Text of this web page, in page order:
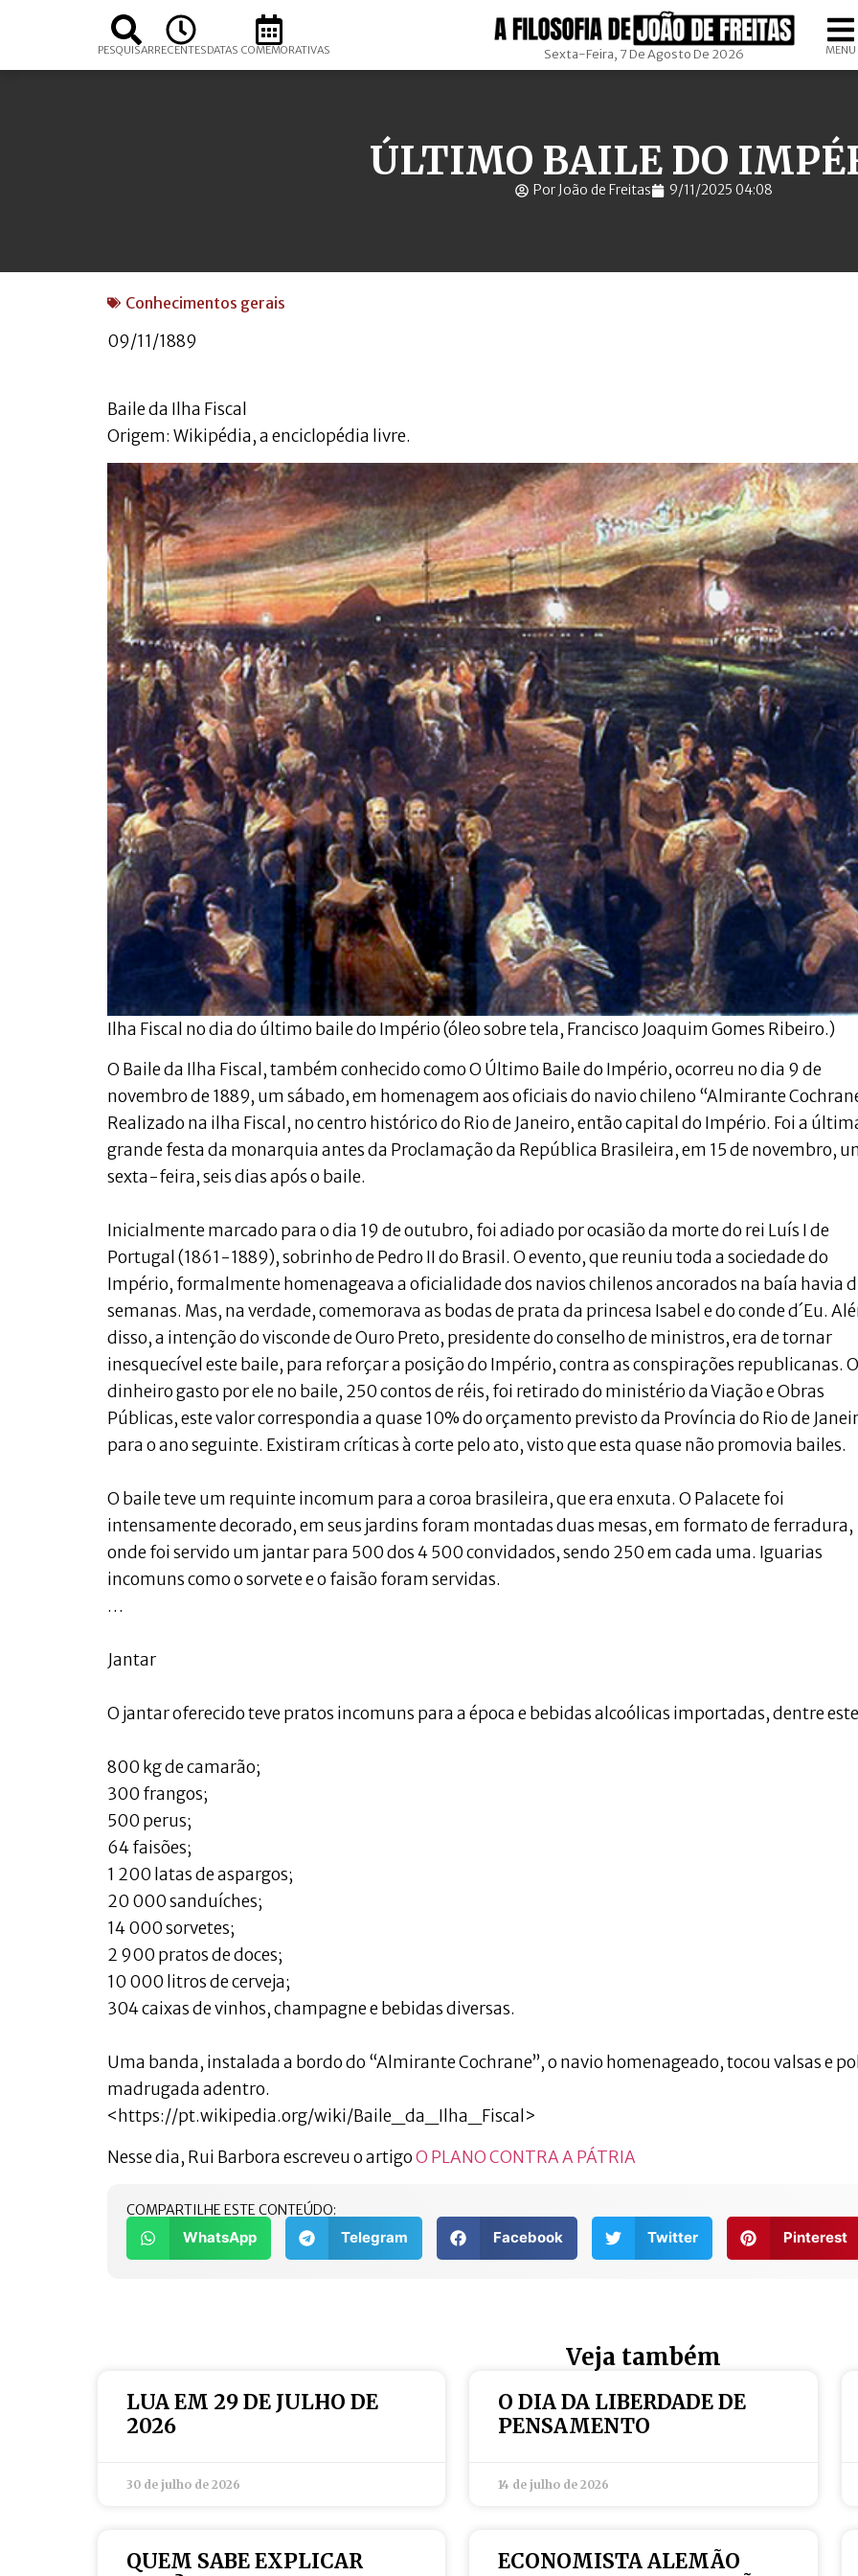
PESQUISARRECENTESDATAS COMEMORATIVAS Sexta-Feira, 7 De Agosto De 2026 MENU
ÚLTIMO BAILE DO
Por João de Freitas 9/11/2025 04:08
Conhecimentos gerais
09/11/1889
Baile da Ilha Fiscal
Origem: Wikipédia, a enciclopédia livre.
Ilha Fiscal no dia do último baile do Império (óleo sobre tela, Francisco Joaquim Gomes Ribeiro.)
O Baile da Ilha Fiscal, também conhecido como O Último Baile do Império, ocorreu no dia 9 de
novembro de 1889, um sábado, em homenagem aos oficiais do navio chileno “Almirante
Realizado na ilha Fiscal, no centro histórico do Rio de Janeiro, então capital do Império. Foi a
grande festa da monarquia antes da Proclamação da República Brasileira, em 15 de novembro,
sexta-feira, seis dias após o baile.
Inicialmente marcado para o dia 19 de outubro, foi adiado por ocasião da morte do rei Luís I de
Portugal (1861-1889), sobrinho de Pedro II do Brasil. O evento, que reuniu toda a sociedade do
Império, formalmente homenageava a oficialidade dos navios chilenos ancorados na baía havia
semanas. Mas, na verdade, comemorava as bodas de prata da princesa Isabel e do conde d´Eu.
disso, a intenção do visconde de Ouro Preto, presidente do conselho de ministros, era de tornar
inesquecível este baile, para reforçar a posição do Império, contra as conspirações republicanas. O
dinheiro gasto por ele no baile, 250 contos de réis, foi retirado do ministério da Viação e Obras
Públicas, este valor correspondia a quase 10% do orçamento previsto da Província do Rio de
para o ano seguinte. Existiram críticas à corte pelo ato, visto que esta quase não promovia bailes.
O baile teve um requinte incomum para a coroa brasileira, que era enxuta. O Palacete foi
intensamente decorado, em seus jardins foram montadas duas mesas, em formato de ferradura,
onde foi servido um jantar para 500 dos 4 500 convidados, sendo 250 em cada uma. Iguarias
incomuns como o sorvete e o faisão foram servidas.
…
Jantar
O jantar oferecido teve pratos incomuns para a época e bebidas alcoólicas importadas, dentre
800 kg de camarão;
300 frangos;
500 perus;
64 faisões;
1 200 latas de aspargos;
20 000 sanduíches;
14 000 sorvetes;
2 900 pratos de doces;
10 000 litros de cerveja;
304 caixas de vinhos, champagne e bebidas diversas.
Uma banda, instalada a bordo do “Almirante Cochrane”, o navio homenageado, tocou valsas e
madrugada adentro.
<https://pt.wikipedia.org/wiki/Baile_da_Ilha_Fiscal>
Nesse dia, Rui Barbora escreveu o artigoO PLANO CONTRA A PÁTRIA
COMPARTILHE ESTE CONTEÚDO:
WhatsApp Telegram Facebook Twitter Pinterest
Veja também
LUA EM 29 DE JULHO DE
2026
30 de julho de 2026
O DIA DA LIBERDADE DE
PENSAMENTO
14 de julho de 2026
QUEM SABE EXPLICAR
ECONOMISTA ALEMÃO